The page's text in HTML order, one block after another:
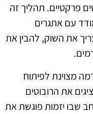
פרקטיים. תהליך זה
עם אתגרים
את השוק, להבין את
מצוינת לפיתוח
את הרובוטים
שבו יזמות פוגשת את